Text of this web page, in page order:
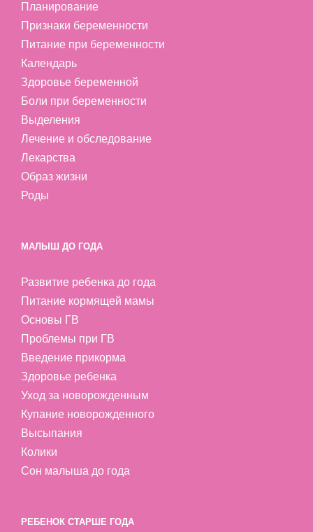
Планирование
Признаки беременности
Питание при беременности
Календарь
Здоровье беременной
Боли при беременности
Выделения
Лечение и обследование
Лекарства
Образ жизни
Роды
МАЛЫШ ДО ГОДА
Развитие ребенка до года
Питание кормящей мамы
Основы ГВ
Проблемы при ГВ
Введение прикорма
Здоровье ребенка
Уход за новорожденным
Купание новорожденного
Высыпания
Колики
Сон малыша до года
РЕБЕНОК СТАРШЕ ГОДА